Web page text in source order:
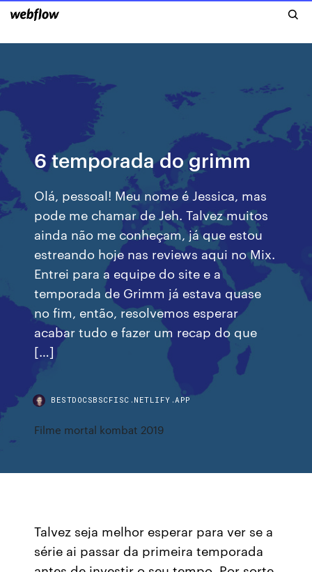
6 temporada do grimm
Olá, pessoal! Meu nome é Jessica, mas
pode me chamar de Jeh. Talvez muitos
ainda não me conheçam, já que estou
estreando hoje nas reviews aqui no Mix.
Entrei para a equipe do site e a
temporada de Grimm já estava quase
no fim, então, resolvemos esperar
acabar tudo e fazer um recap do que
[…]
BESTDOCSBSCFISC.NETLIFY.APP
Filme mortal kombat 2019
Talvez seja melhor esperar para ver se a
série ai passar da primeira temporada